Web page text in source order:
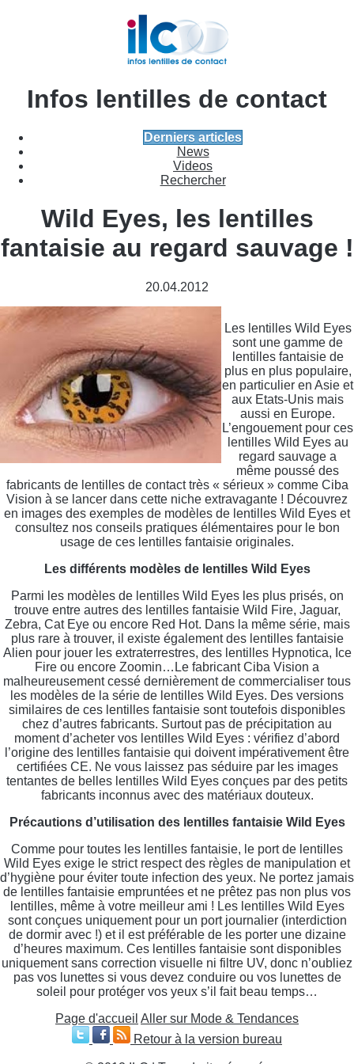
Infos lentilles de contact
Derniers articles
News
Videos
Rechercher
Wild Eyes, les lentilles
fantaisie au regard sauvage !
20.04.2012
Les lentilles Wild Eyes
sont une gamme de
lentilles fantaisie de
plus en plus populaire,
en particulier en Asie et
aux Etats-Unis mais
aussi en Europe.
L’engouement pour ces
lentilles Wild Eyes au
regard sauvage a
même poussé des
fabricants de lentilles de contact très « sérieux » comme Ciba
Vision à se lancer dans cette niche extravagante ! Découvrez
en images des exemples de modèles de lentilles Wild Eyes et
consultez nos conseils pratiques élémentaires pour le bon
usage de ces lentilles fantaisie originales.
Les différents modèles de lentilles Wild Eyes
Parmi les modèles de lentilles Wild Eyes les plus prisés, on
trouve entre autres des lentilles fantaisie Wild Fire, Jaguar,
Zebra, Cat Eye ou encore Red Hot. Dans la même série, mais
plus rare à trouver, il existe également des lentilles fantaisie
Alien pour jouer les extraterrestres, des lentilles Hypnotica, Ice
Fire ou encore Zoomin…Le fabricant Ciba Vision a
malheureusement cessé dernièrement de commercialiser tous
les modèles de la série de lentilles Wild Eyes. Des versions
similaires de ces lentilles fantaisie sont toutefois disponibles
chez d’autres fabricants. Surtout pas de précipitation au
moment d’acheter vos lentilles Wild Eyes : vérifiez d’abord
l’origine des lentilles fantaisie qui doivent impérativement être
certifiées CE. Ne vous laissez pas séduire par les images
tentantes de belles lentilles Wild Eyes conçues par des petits
fabricants inconnus avec des matériaux douteux.
Précautions d’utilisation des lentilles fantaisie Wild Eyes
Comme pour toutes les lentilles fantaisie, le port de lentilles
Wild Eyes exige le strict respect des règles de manipulation et
d’hygiène pour éviter toute infection des yeux. Ne portez jamais
de lentilles fantaisie empruntées et ne prêtez pas non plus vos
lentilles, même à votre meilleur ami ! Les lentilles Wild Eyes
sont conçues uniquement pour un port journalier (interdiction
de dormir avec !) et il est préférable de les porter une dizaine
d’heures maximum. Ces lentilles fantaisie sont disponibles
uniquement sans correction visuelle ni filtre UV, donc n’oubliez
pas vos lunettes si vous devez conduire ou vos lunettes de
soleil pour protéger vos yeux s’il fait beau temps…
Page d'accueil Aller sur Mode & Tendances
Retour à la version bureau